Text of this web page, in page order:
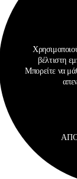
βέλτιστη
Μπορείτε να